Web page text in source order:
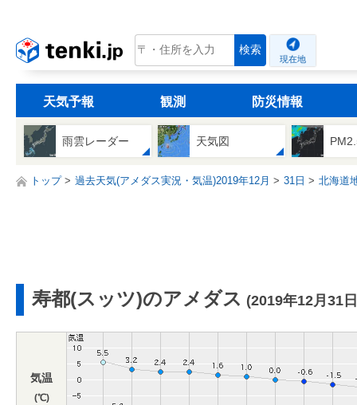
tenki.jp 検索
現在地
天気予報 観測 防災情報
雨雲レーダー 天気図
トップ 過去天気(アメダス実況・気温)2019年12月 31日 北海道
寿都(スッツ)のアメダス (2019年12月31
気温
(℃)